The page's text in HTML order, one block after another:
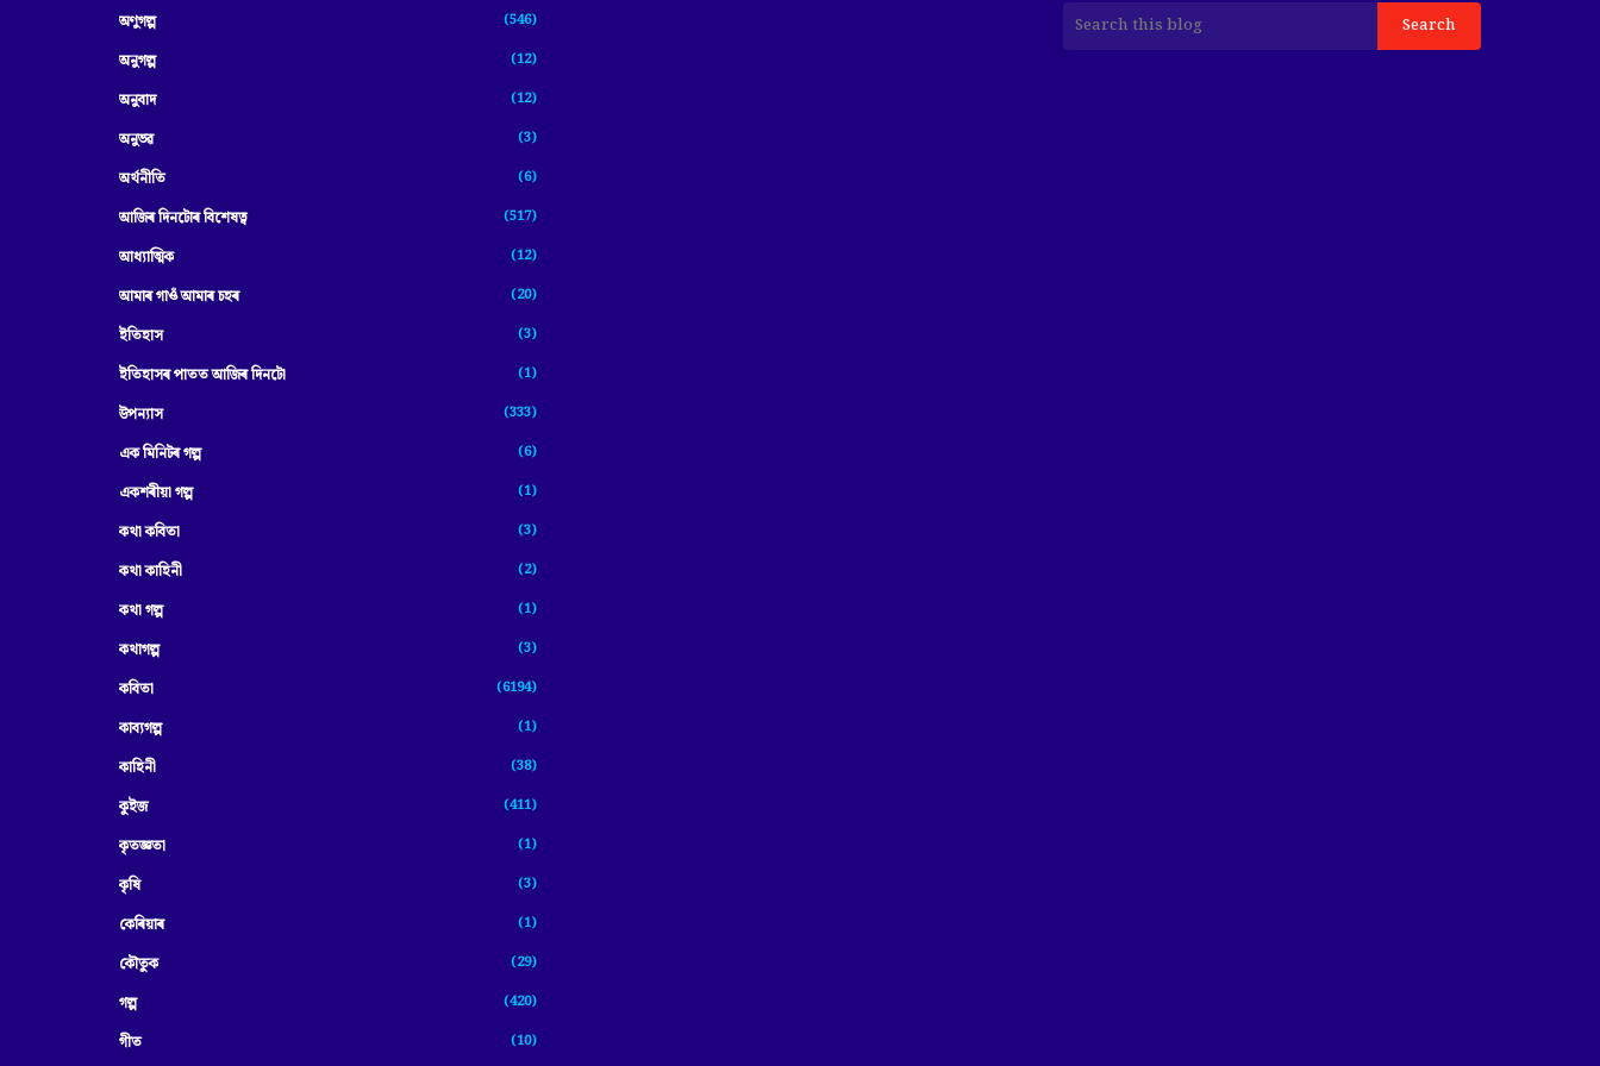
অণুগল্প (546)
অনুগল্প (12)
অনুবাদ (12)
অনুভৱ (3)
অৰ্থনীতি (6)
আজিৰ দিনটোৰ বিশেষত্ব (517)
আধ্যাত্মিক (12)
আমাৰ গাওঁ আমাৰ চহৰ (20)
ইতিহাস (3)
ইতিহাসৰ পাতত আজিৰ দিনটো (1)
উপন্যাস (333)
এক মিনিটৰ গল্প (6)
একশৰীয়া গল্প (1)
কথা কবিতা (3)
কথা কাহিনী (2)
কথা গল্প (1)
কথাগল্প (3)
কবিতা (6194)
কাব্যগল্প (1)
কাহিনী (38)
কুইজ (411)
কৃতজ্ঞতা (1)
কৃষি (3)
কেৰিয়াৰ (1)
কৌতুক (29)
গল্প (420)
গীত (10)